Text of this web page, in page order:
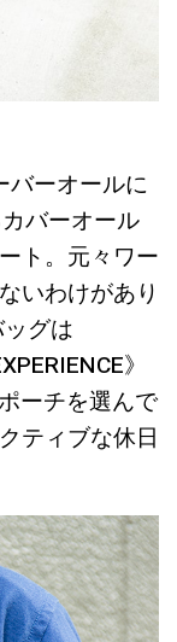
バーオールに
バーオール
ト。元々ワー
いわけがあり
グは
》
ーチを選んで
ティブな休日